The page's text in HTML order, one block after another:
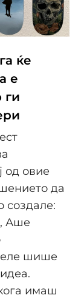
ќе
е
ги
од овие
да
создале:
Аше
шише
имаш